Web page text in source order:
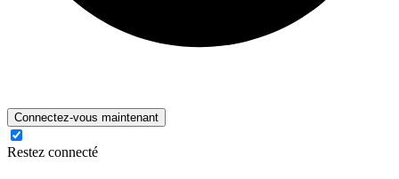
Connectez-vous maintenant
Restez connecté